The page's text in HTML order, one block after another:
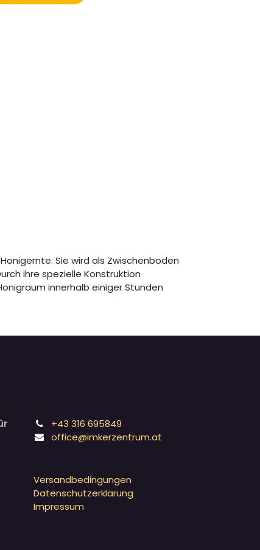
Sie wird als Zwischenboden
ihre spezielle Konstruktion
innerhalb einiger Stunden
+43 316 695849
office@imkerzentrum.at
Versandbedingungen
Datenschutzerklärung
Impressum